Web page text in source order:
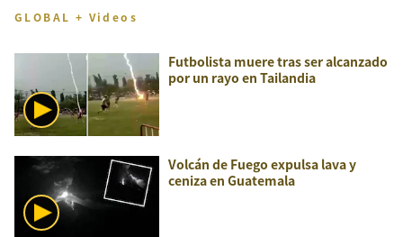
GLOBAL + Videos
Futbolista muere tras ser alcanzado
por un rayo en Tailandia
Volcán de Fuego expulsa lava y
ceniza en Guatemala